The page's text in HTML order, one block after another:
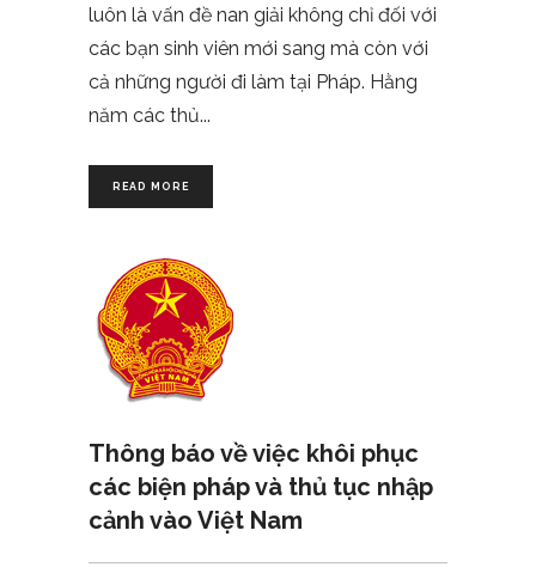
luôn là vấn đề nan giải không chỉ đối với
các bạn sinh viên mới sang mà còn với
cả những người đi làm tại Pháp. Hằng
năm các thủ
READ MORE
Thông báo về việc khôi phục
các biện pháp và thủ tục nhập
cảnh vào Việt Nam